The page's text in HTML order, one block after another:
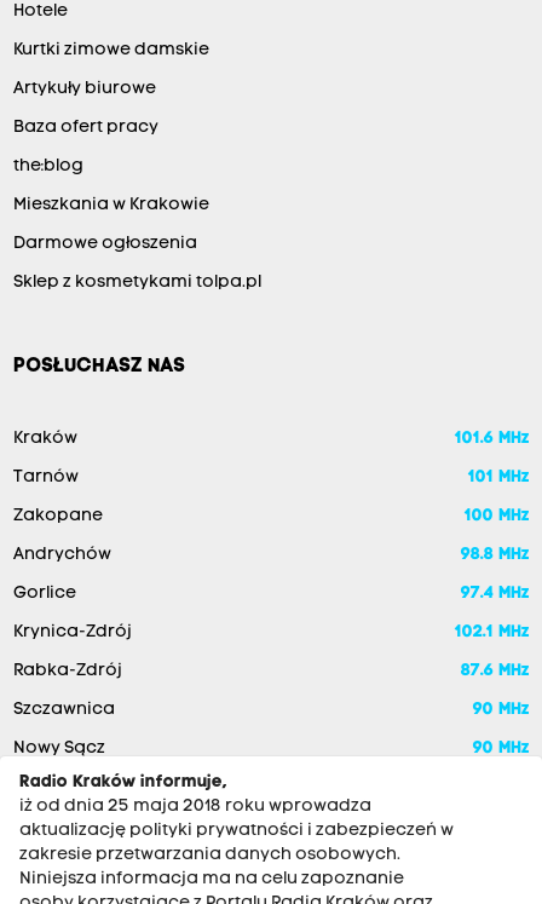
Hotele
Kurtki zimowe damskie
Artykuły biurowe
Baza ofert pracy
the:blog
Mieszkania w Krakowie
Darmowe ogłoszenia
Sklep z kosmetykami tolpa.pl
POSŁUCHASZ NAS
Kraków 101.6 MHz
Tarnów 101 MHz
Zakopane 100 MHz
Andrychów 98.8 MHz
Gorlice 97.4 MHz
Krynica-Zdrój 102.1 MHz
Rabka-Zdrój 87.6 MHz
Szczawnica 90 MHz
Nowy Sącz
90 MHz
Radio Kraków informuje,
iż od dnia 25 maja 2018 roku wprowadza
aktualizację polityki prywatności i zabezpieczeń w
zakresie przetwarzania danych osobowych.
Niniejsza informacja ma na celu zapoznanie